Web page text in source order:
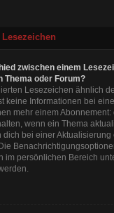
zwischen einem
Thema oder Forum?
Lesezeichen ähnlich
keine Informationen bei
mehr einem Abonnement:
wenn ein Thema
dich bei einer
im persönlichen Bereich